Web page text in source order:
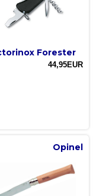
Forester
44,95EUR
Opinel